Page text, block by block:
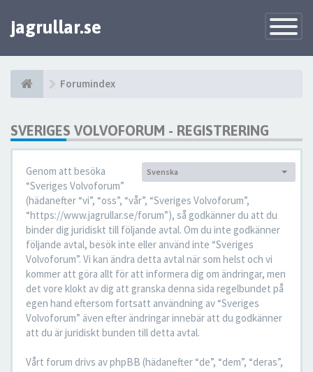
Toggle
jagrullar.se
Forumindex
SVERIGES VOLVOFORUM - REGISTRERING
Språk:
Svenska
Genom att besöka
“Sveriges Volvoforum”
(hädanefter “vi”, “oss”, “vår”, “Sveriges Volvoforum”,
“https://www.jagrullar.se/forum”), så godkänner du att du
binder dig juridiskt till följande avtal. Om du inte godkänner
följande avtal, besök inte eller använd inte “Sveriges
Volvoforum”. Vi kan ändra detta avtal när som helst och vi
kommer att göra allt för att informera dig om ändringar, men
det vore klokt av dig att granska denna sida regelbundet på
egen hand eftersom fortsatt användning av “Sveriges
Volvoforum” även efter ändringar innebär att du godkänner
att du är juridiskt bunden till detta avtal.
Vårt forum drivs av phpBB (hädanefter “de”, “dem”, “deras”,